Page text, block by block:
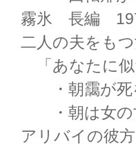
霧氷 長編
二人の夫をも
「あなたに似
・朝靄が死
・朝は女の
アリバイの彼